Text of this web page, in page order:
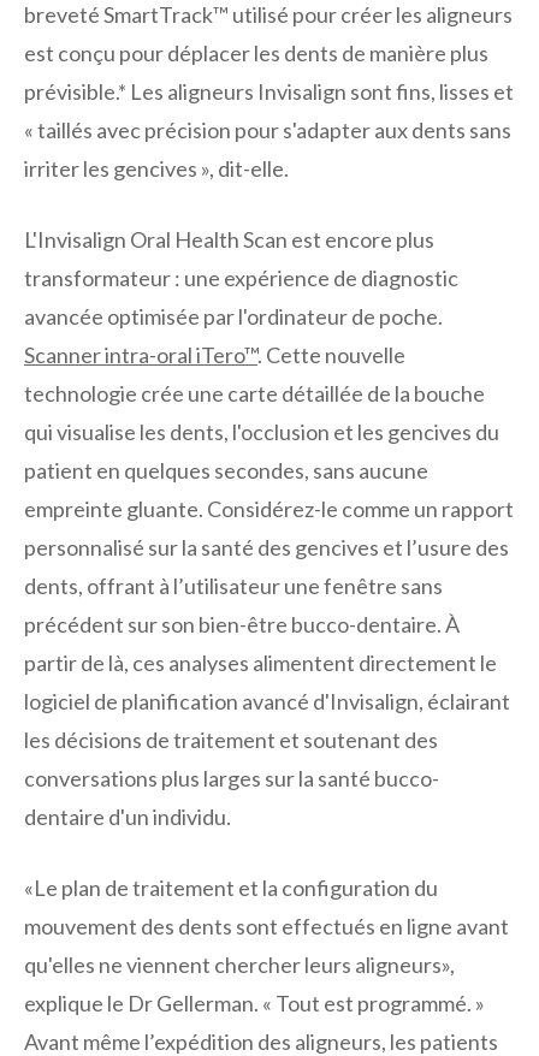
breveté SmartTrack™ utilisé pour créer les aligneurs
est conçu pour déplacer les dents de manière plus
prévisible.* Les aligneurs Invisalign sont fins, lisses et
« taillés avec précision pour s'adapter aux dents sans
irriter les gencives », dit-elle.
L'Invisalign Oral Health Scan est encore plus
transformateur : une expérience de diagnostic
avancée optimisée par l'ordinateur de poche.
Scanner intra-oral iTero™. Cette nouvelle
technologie crée une carte détaillée de la bouche
qui visualise les dents, l'occlusion et les gencives du
patient en quelques secondes, sans aucune
empreinte gluante. Considérez-le comme un rapport
personnalisé sur la santé des gencives et l’usure des
dents, offrant à l’utilisateur une fenêtre sans
précédent sur son bien-être bucco-dentaire. À
partir de là, ces analyses alimentent directement le
logiciel de planification avancé d'Invisalign, éclairant
les décisions de traitement et soutenant des
conversations plus larges sur la santé bucco-
dentaire d'un individu.
«Le plan de traitement et la configuration du
mouvement des dents sont effectués en ligne avant
qu'elles ne viennent chercher leurs aligneurs»,
explique le Dr Gellerman. « Tout est programmé. »
Avant même l’expédition des aligneurs, les patients